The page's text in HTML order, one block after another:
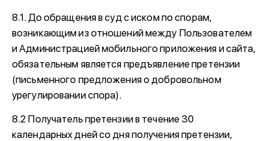
8.1. До обращения в суд с иском по спорам,
возникающим из отношений между Пользователем
и Администрацией мобильного приложения и сайта,
обязательным является предъявление претензии
(письменного предложения о добровольном
урегулировании спора).
8.2 Получатель претензии в течение 30
календарных дней со дня получения претензии,